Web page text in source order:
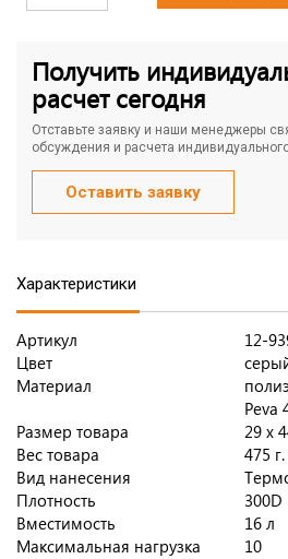
Получить
расчет сегодня
Отставьте заявку и наши менеджеры
обсуждения и расчета
Оставить заявку
Характеристики
Артикул
12-
Цвет
Материал
Peva
Размер товара
29 х
Вес товара
475 г.
Вид нанесения
Плотность
300D
Вместимость
16 л
Максимальная нагрузка
10